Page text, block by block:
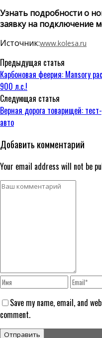
Узнать подробности о
заявку на подключение
Источник:www.kolesa.ru
Предыдущая статья
Карбоновая феерия: Mansory
900 л.с.!
Следующая статья
Верная дорога товарищей:
авто
Добавить комментарий
Your email address will not be
Save my name, email, and
comment.